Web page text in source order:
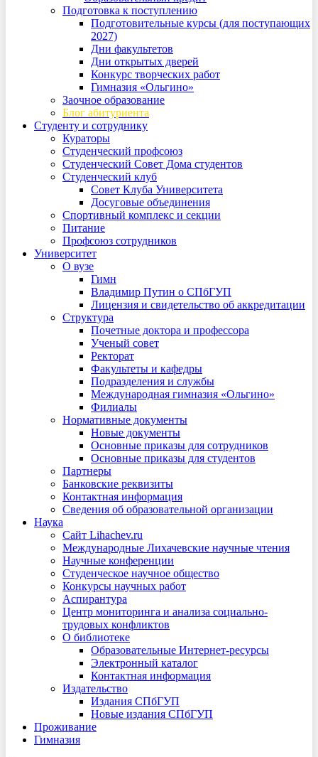
Подготовка к поступлению
Подготовительные курсы (для поступающих
2027)
Дни факультетов
Дни открытых дверей
Конкурс творческих работ
Гимназия «Ольгино»
Заочное образование
Блог абитуриента
Студенту и сотруднику
Кураторы
Студенческий профсоюз
Студенческий Совет Дома студентов
Студенческий клуб
Совет Клуба Университета
Досуговые объединения
Спортивный комплекс и секции
Питание
Профсоюз сотрудников
Университет
О вузе
Гимн
Владимир Путин о СПбГУП
Лицензия и свидетельство об аккредитации
Структура
Почетные доктора и профессора
Ученый совет
Ректорат
Факультеты и кафедры
Подразделения и службы
Международная гимназия «Ольгино»
Филиалы
Нормативные документы
Новые документы
Основные приказы для сотрудников
Основные приказы для студентов
Партнеры
Банковские реквизиты
Контактная информация
Сведения об образовательной организации
Наука
Сайт Lihachev.ru
Международные Лихачевские научные чтения
Научные конференции
Студенческое научное общество
Конкурсы научных работ
Аспирантура
Центр мониторинга и анализа социально-
трудовых конфликтов
О библиотеке
Образовательные Интернет-ресурсы
Электронный каталог
Контактная информация
Издательство
Издания СПбГУП
Новые издания СПбГУП
Проживание
Гимназия